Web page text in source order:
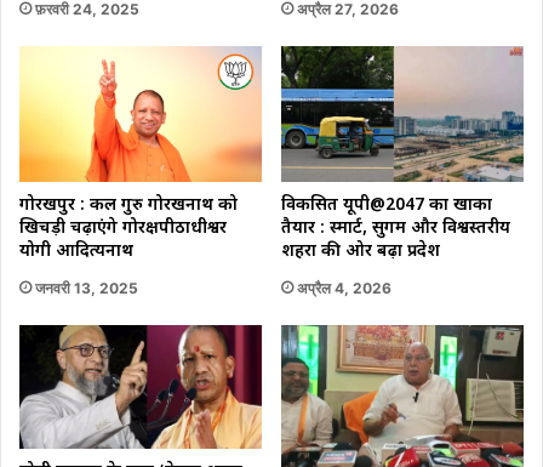
फ़रवरी 24, 2025 अप्रैल 27, 2026
गोरखपुर : कल गुरु गोरखनाथ को
खिचड़ी चढ़ाएंगे गोरक्षपीठाधीश्वर
योगी आदित्यनाथ
जनवरी 13, 2025
विकसित यूपी@2047 का खाका
तैयार : स्मार्ट, सुगम और विश्वस्तरीय
शहरों की ओर बढ़ा प्रदेश
अप्रैल 4, 2026